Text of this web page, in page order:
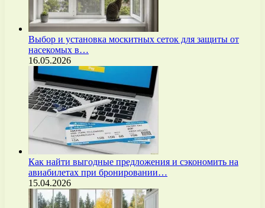
Выбор и установка москитных сеток для защиты от
насекомых в…
16.05.2026
Как найти выгодные предложения и сэкономить на
авиабилетах при бронировании…
15.04.2026